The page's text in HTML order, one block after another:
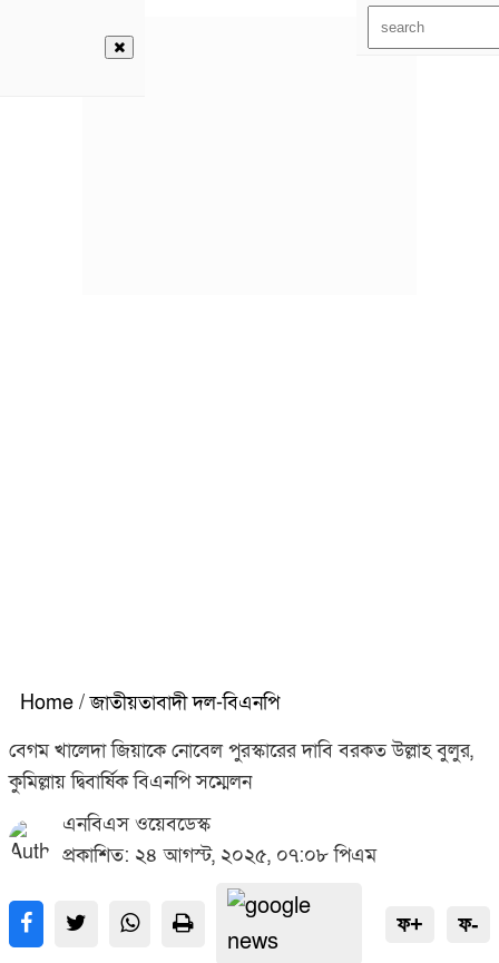
Home / জাতীয়তাবাদী দল-বিএনপি
বেগম খালেদা জিয়াকে নোবেল পুরস্কারের দাবি বরকত উল্লাহ বুলুর,
কুমিল্লায় দ্বিবার্ষিক বিএনপি সম্মেলন
এনবিএস ওয়েবডেস্ক
প্রকাশিত: ২৪ আগস্ট, ২০২৫, ০৭:০৮ পিএম
ফ+ ফ-